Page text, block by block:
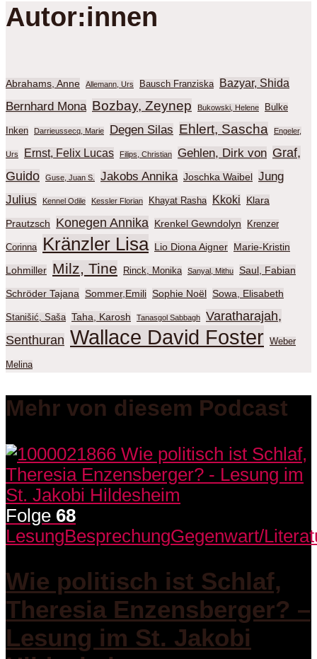
Autor:innen
Abrahams, Anne Allemann, Urs Bausch Franziska Bazyar, Shida
Bernhard Mona Bozbay, Zeynep Bukowski, Helene Bulke
Inken Darrieussecq, Marie Degen Silas Ehlert, Sascha Engeler,
Urs Ernst, Felix Lucas Filips, Christian Gehlen, Dirk von Graf,
Guido
Guse, Juan S. Jakobs Annika Joschka Waibel Jung
Julius
Kennel Odile Kessler Florian Khayat Rasha Kkoki Klara
Prautzsch Konegen Annika Krenkel Gewndolyn Krenzer
Corinna Kränzler Lisa Lio Diona Aigner Marie-Kristin
Lohmiller Milz, Tine Rinck, Monika Sanyal, Mithu Saul, Fabian
Schröder Tajana Sommer,Emili Sophie Noël Sowa, Elisabeth
Stanišić, Saša Taha, Karosh Tanasgol Sabbagh
Varatharajah,
Senthuran Wallace David Foster Weber
Melina
Mehr von diesem Podcast
Folge 68
LesungBesprechungGegenwart/
Wie politisch ist Schlaf,
Theresia Enzensberger? –
Lesung im St. Jakobi